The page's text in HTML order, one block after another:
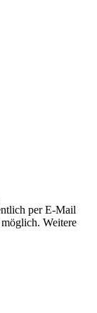
per E-Mail
Weitere